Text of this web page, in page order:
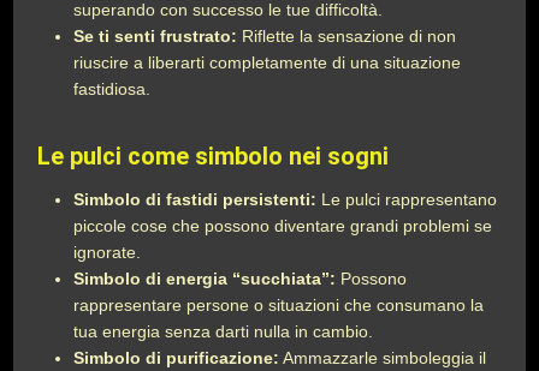
superando con successo le tue difficoltà.
Se ti senti frustrato: Riflette la sensazione di non
riuscire a liberarti completamente di una situazione
fastidiosa.
Le pulci come simbolo nei sogni
Simbolo di fastidi persistenti: Le pulci rappresentano
piccole cose che possono diventare grandi problemi se
ignorate.
Simbolo di energia “succhiata”: Possono
rappresentare persone o situazioni che consumano la
tua energia senza darti nulla in cambio.
Simbolo di purificazione: Ammazzarle simboleggia il